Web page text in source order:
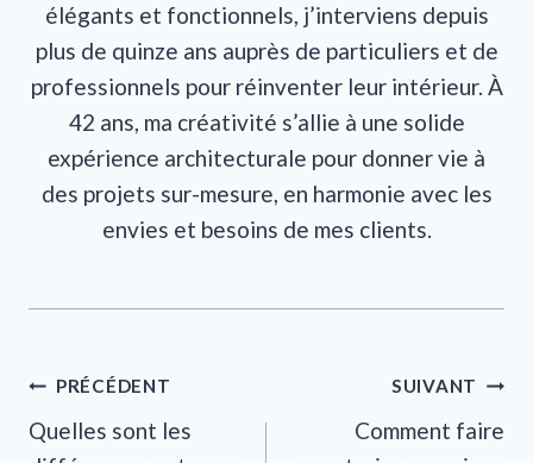
élégants et fonctionnels, j’interviens depuis
plus de quinze ans auprès de particuliers et de
professionnels pour réinventer leur intérieur. À
42 ans, ma créativité s’allie à une solide
expérience architecturale pour donner vie à
des projets sur-mesure, en harmonie avec les
envies et besoins de mes clients.
Navigation
de
PRÉCÉDENT
Quelles sont les
SUIVANT
Comment faire